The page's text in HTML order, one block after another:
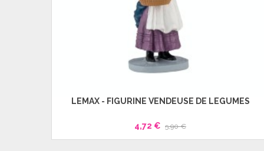
LEMAX - FIGURINE VENDEUSE DE LÉGUMES
4,72 € 5,90 €